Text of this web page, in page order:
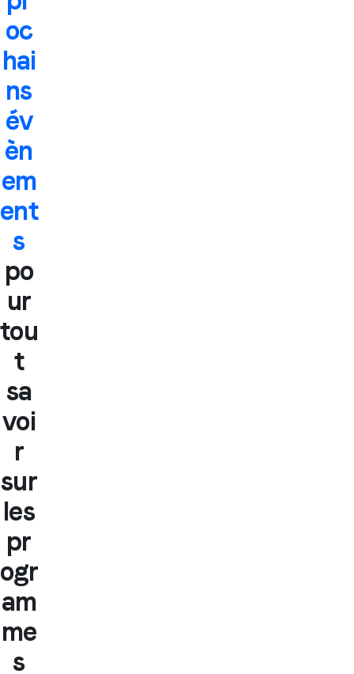
oc
hai
ns
év
èn
em
ent
s
po
ur
tou
t
sa
voi
r
sur
les
pr
ogr
am
me
s